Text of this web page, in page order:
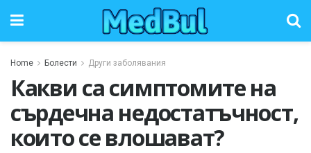
Home Болести Други заболявания
Какви са симптомите на
сърдечна недостатъчност,
които се влошават?